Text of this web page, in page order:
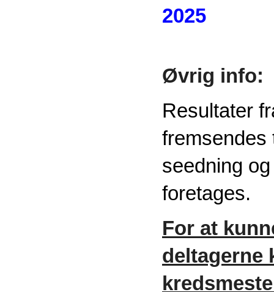
2025
Øvrig info:
Resultater
fremsendes
seedning
foretages.
For at
deltagerne